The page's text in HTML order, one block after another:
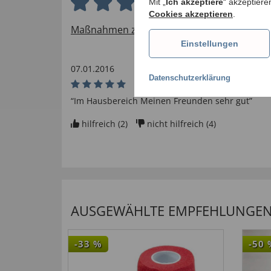
Maßnahmen zur Verifizierung von
07.01.2016
“Im Hausbereich Meinen Freunden sehr gut”
hilfreich (2) nicht hilfreich (4)
AUSGEWÄHLTE
-33 % -50
Cookies akzeptieren
Einstellungen
Datenschutzerklärung